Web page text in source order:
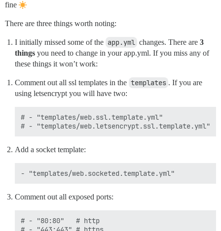
fine
There are three things worth noting:
I initially missed some of the app.yml changes. There are 3
things you need to change in your app.yml. If you miss any of
these things it won’t work:
Comment out all ssl templates in the templates . If you are
using letsencrypt you will have two:
# - "templates/web.ssl.template.yml"
Add a socket template:
Comment out all exposed ports:
# - "80:80"   # http